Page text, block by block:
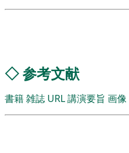
◇参考文献
書籍雑誌 URL講演要旨 画像